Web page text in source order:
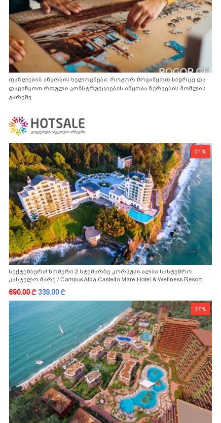
ფაზლების აწყობის ხელოვნება: როგორ მოვაწყოთ სივრცე და
დავიწყოთ რთული კონსტრუქციების აწყობა ნერვების მოშლის
გარეშე
51%
სექტემბერი! ნომერი 2 სტუმარზე კორპუსი ალბა სასტუმრო
კასტელო მარე / Campus Alba Castello Mare Hotel & Wellness Resort
-სგან!
690.00k 339.00k
37%